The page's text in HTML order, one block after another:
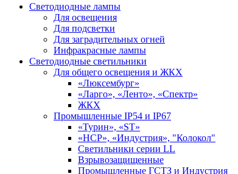
Светодиодные лампы
Для освещения
Для подсветки
Для заградительных огней
Инфракрасные лампы
Светодиодные светильники
Для общего освещения и ЖКХ
«Люксембург»
«Ларго», «Ленто», «Спектр»
ЖКХ
Промышленные IP54 и IP67
«Турин», «ST»
«НСР», «Индустрия», "Колокол"
Светильники серии LL
Взрывозащищенные
Промышленные ГСТЗ и Индустрия